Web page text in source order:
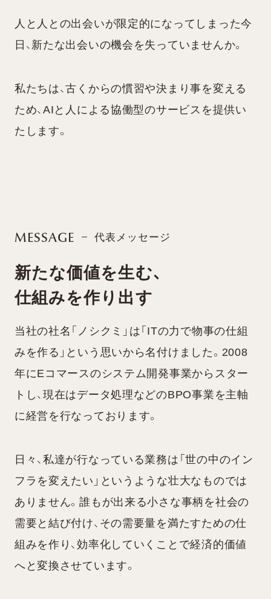
人と人との出会いが限定的になってしまった今
日、 新たな出会いの機会を失っていませんか。
私たちは、古くからの慣習や決まり事を変える
ため、AIと人による協働型のサービスを提供い
たします。
MESSAGE 代表メッセージ
新たな価値を生む、
仕組みを作り出す
当社の社名「ノシクミ」は「ITの力で物事の仕組
みを作る」という思いから名付けました。2008
年にEコマースのシステム開発事業からスター
トし、現在はデータ処理などのBPO事業を主軸
に経営を行なっております。
日々、私達が行なっている業務は「世の中のイン
フラを変えたい」というような壮大なものでは
ありません。誰もが出来る小さな事柄を社会の
需要と結び付け、その需要量を満たすための仕
組みを作り、効率化していくことで経済的価値
へと変換させています。